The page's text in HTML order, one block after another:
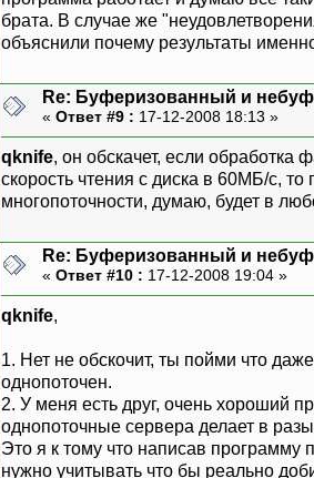
брата. В случае же
объяснили почему результаты
Re: Буферизованный и
« Ответ #9 : 17-12-2008 18:13 »
qknife, он обскачет, если обработка
скорость чтения с диска в 60МБ/с,
многопоточности, думаю, будет в
Re: Буферизованный и
« Ответ #10 : 17-12-2008 19:04 »
qknife,
1. Нет не обскочит, ты пойми что
однопоточен.
2. У меня есть друг, очень хороший
однопоточные сервера делает в
Это я к тому что написав программу
нужно учитывать что бы реально